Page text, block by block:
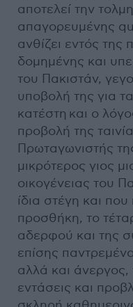
αποτελεί την
απαγορευμένης
ανθίζει εντός της
δομημένης και
του Πακιστάν,
υποβολή της για
κατέστη και ο
προβολή της
Πρωταγωνιστής
μικρότερος γιος
οικογένειας του
ίδια στέγη και
προσθήκη, το
αδερφού και της
επίσης
αλλά και άνεργος,
εντάσεις και